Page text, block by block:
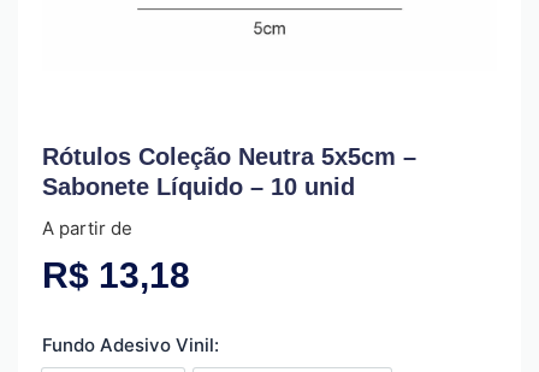
Rótulos Coleção Neutra 5x5cm –
Sabonete Líquido – 10 unid
A partir de
R$ 13,18
Fundo Adesivo Vinil: